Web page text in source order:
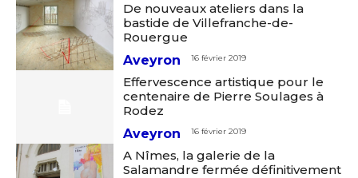
De nouveaux ateliers dans la
bastide de Villefranche-de-
Rouergue
Aveyron
16 février 2019
Effervescence artistique pour le
centenaire de Pierre Soulages à
Rodez
Aveyron
16 février 2019
A Nîmes, la galerie de la
Salamandre fermée définitivement